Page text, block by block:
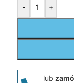
- +
lub